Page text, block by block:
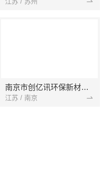
南京市创亿讯环保新材料有限公司
江苏 / 南京